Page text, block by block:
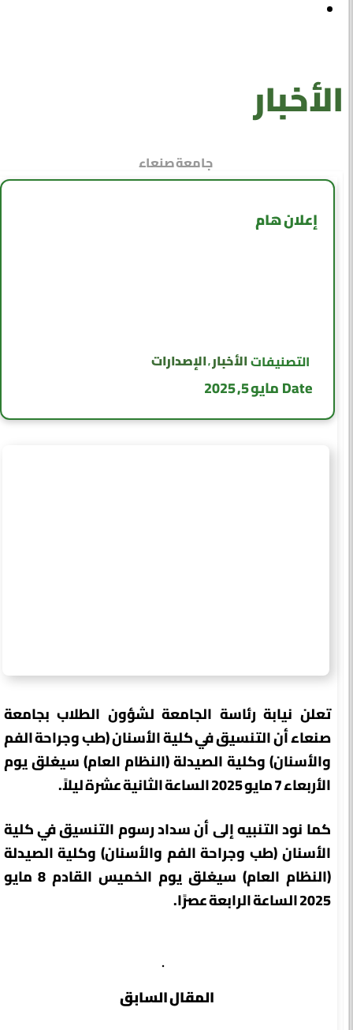
الأخبار
جامعة صنعاء
إعلان هام
التصنيفات الأخبار ,الإصدارات
Date مايو 5, 2025
تعلن نيابة رئاسة الجامعة لشؤون الطلاب بجامعة
صنعاء أن التنسيق في كلية الأسنان (طب وجراحة الفم
والأسنان) وكلية الصيدلة (النظام العام) سيغلق يوم
الأربعاء 7 مايو 2025 الساعة الثانية عشرة ليلاً.
كما نود التنبيه إلى أن سداد رسوم التنسيق في كلية
الأسنان (طب وجراحة الفم والأسنان) وكلية الصيدلة
(النظام العام) سيغلق يوم الخميس القادم 8 مايو
2025 الساعة الرابعة عصرًا.
المقال السابق